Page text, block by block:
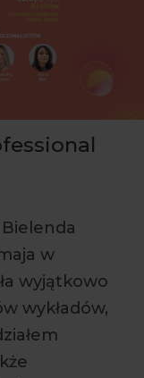
w
wyjątkowo
wykładów,